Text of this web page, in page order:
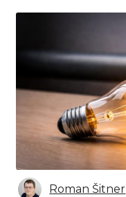
Obrázek
Roman Šitner